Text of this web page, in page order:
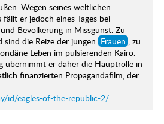
Wegen seines weltlichen
er jedoch eines Tages bei
Bevölkerung in Missgunst. Zu
sind die Reize der jungen Frauen , zu
Leben im pulsierenden Kairo.
übernimmt er daher die Hauptrolle in
finanzierten Propagandafilm, der
id/eagles-of-the-republic-2/